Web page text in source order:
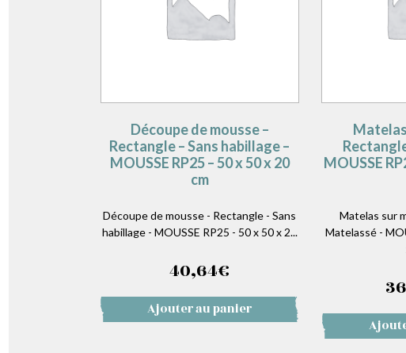
Découpe de mousse –
Rectangle – Sans habillage –
MOUSSE RP25 – 50 x 50 x 20
cm
Découpe de mousse - Rectangle - Sans
habillage - MOUSSE RP25 - 50 x 50 x 2...
40,64€
Ajouter au panier
MOUSSE
Matelas sur
Matelassé -